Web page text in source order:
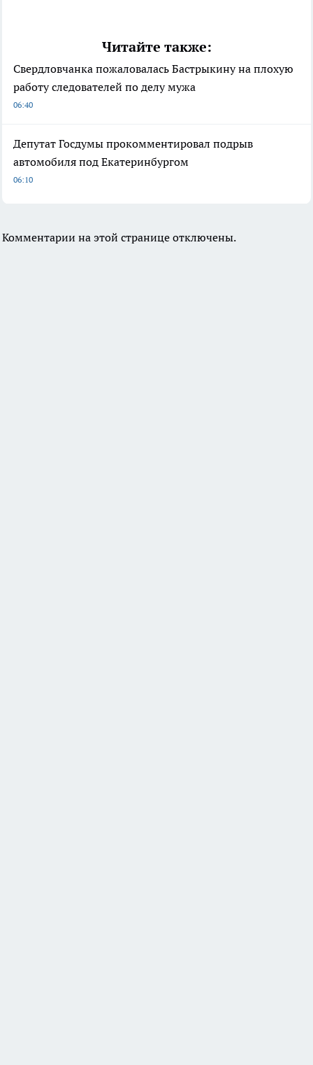
Читайте также:
Свердловчанка пожаловалась Бастрыкину на плохую
работу следователей по делу мужа
06:40
Депутат Госдумы прокомментировал подрыв
автомобиля под Екатеринбургом
06:10
Комментарии на этой странице отключены.